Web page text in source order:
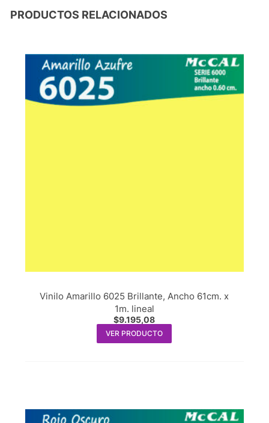
PRODUCTOS RELACIONADOS
Vinilo Amarillo 6025 Brillante, Ancho 61cm. x
1m. lineal
$9.195,08
VER PRODUCTO